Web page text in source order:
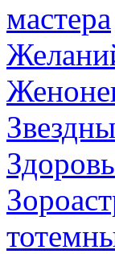
мастера